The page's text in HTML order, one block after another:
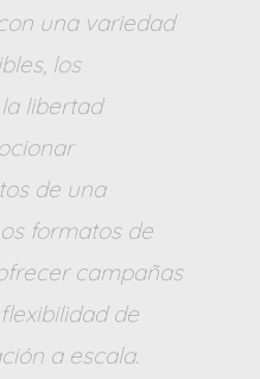
una variedad
los
libertad
de una
formatos de
campañas
de
a escala.